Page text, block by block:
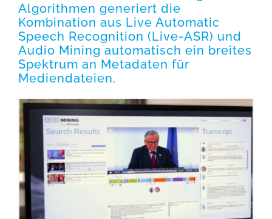
Algorithmen generiert die
Kombination aus Live Automatic
Speech Recognition (Live-ASR) und
Audio Mining automatisch ein breites
Spektrum an Metadaten für
Mediendateien.